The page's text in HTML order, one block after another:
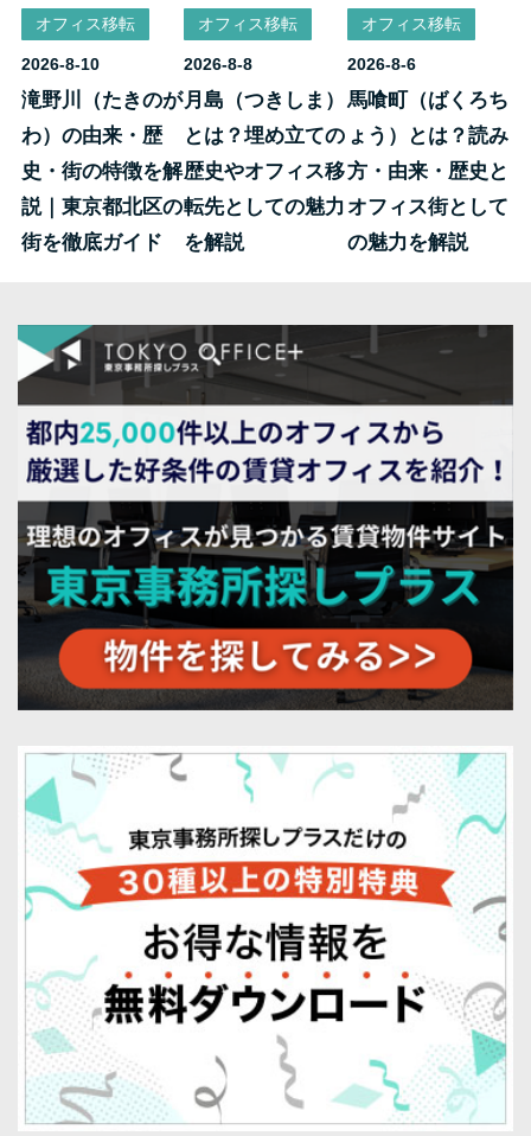
オフィス移転
2026-8-10
滝野川（たきのが
わ）の由来・歴
史・街の特徴を解
説｜東京都北区の
街を徹底ガイド
オフィス移転
2026-8-8
月島（つきしま）
とは？埋め立ての
歴史やオフィス移
転先としての魅力
を解説
オフィス移転
2026-8-6
馬喰町（ばくろち
ょう）とは？読み
方・由来・歴史と
オフィス街として
の魅力を解説